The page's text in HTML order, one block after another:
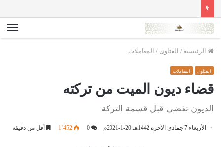
الرئيسية / الفتاوى / المعاملات
الفتاوى المعاملات
قضاء ديون الميت من تركته
الديون تقضى قبل قسمة التركة
الأربعاء 7 جمادى الآخرة 1442هـ 20-1-2021م 0 1٬452 أقل من دقيقة